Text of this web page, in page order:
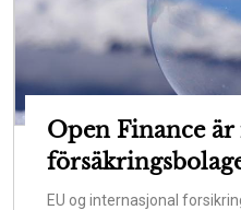
Open Finance är
EU og internasjonal